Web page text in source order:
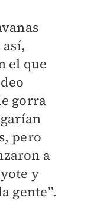
el que
gorra
pero
a
y
gente”.